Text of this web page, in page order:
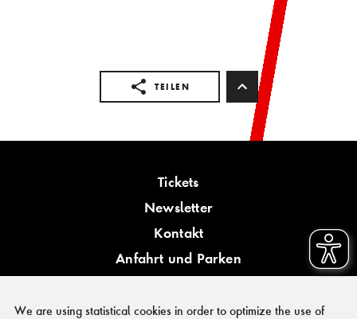
TEILEN
Tickets
Newsletter
Kontakt
Anfahrt und Parken
We are using statistical cookies in order to optimize the use of